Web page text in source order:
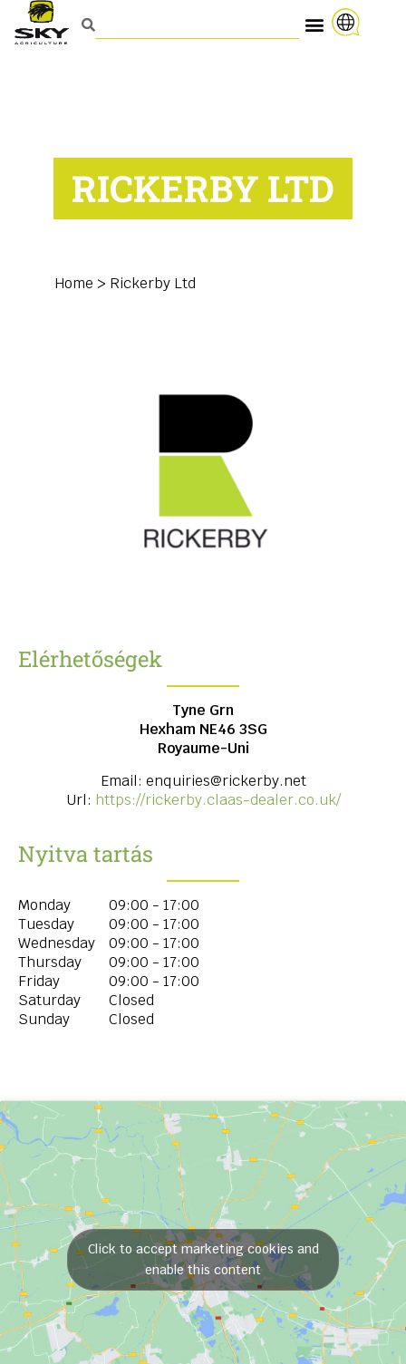
RICKERBY LTD
Home > Rickerby Ltd
Elérhetőségek
Tyne Grn
Hexham NE46 3SG
Royaume-Uni
Email: enquiries@rickerby.net
Url: https://rickerby.claas-dealer.co.uk/
Nyitva tartás
Monday
09:00 - 17:00
Tuesday
09:00 - 17:00
Wednesday
09:00 - 17:00
Thursday
09:00 - 17:00
Friday
09:00 - 17:00
Saturday
Closed
Sunday
Closed
Click to accept marketing cookies and
enable this content